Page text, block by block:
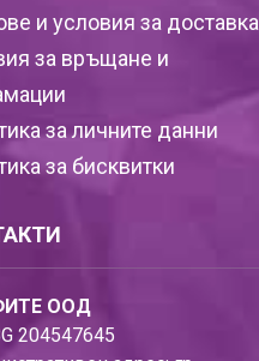
и условия за доставка
за връщане и
за личните данни
за бисквитки
ООД
204547645